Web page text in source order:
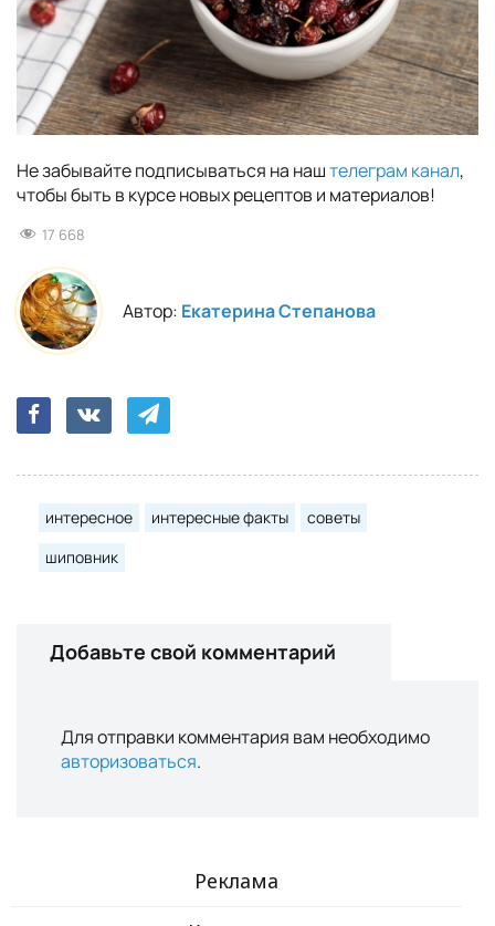
Не забывайте подписываться на наштелеграм канал,
чтобы быть в курсе новых рецептов и материалов!
17 668
Автор: Екатерина Степанова
интересное интересные факты
советы
шиповник
Добавьте свой комментарий
Для отправки комментария вам необходимо
авторизоваться.
Реклама